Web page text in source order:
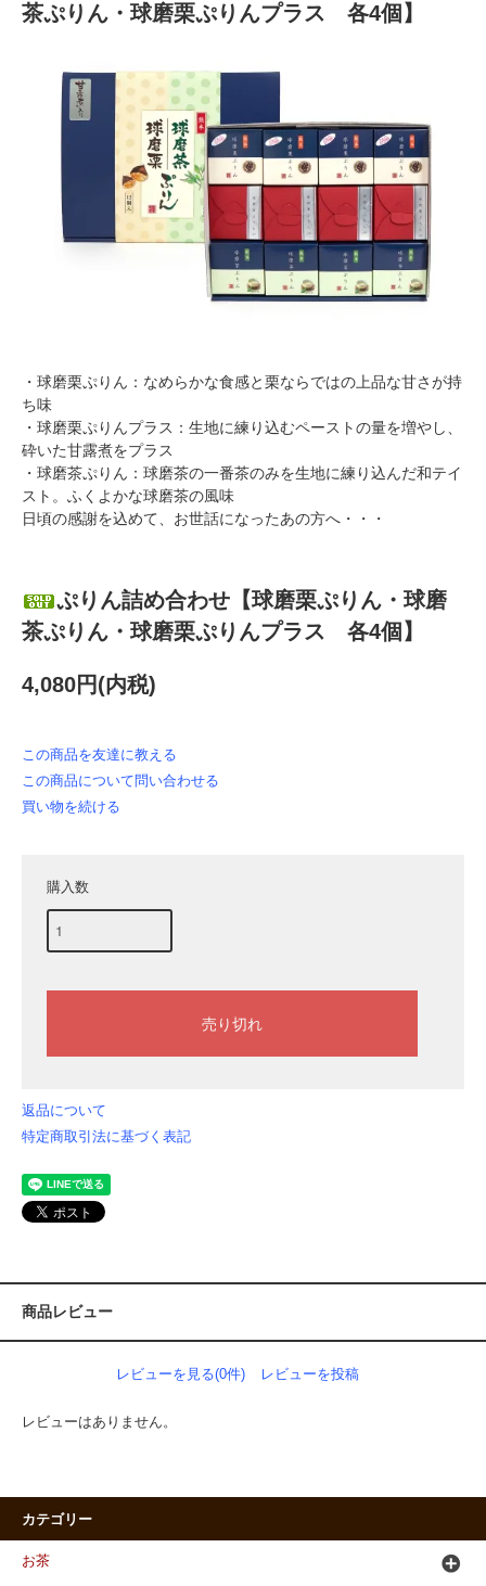
茶ぷりん・球磨栗ぷりんプラス 各4個】
・球磨栗ぷりん：なめらかな食感と栗ならではの上品な甘さが持
ち味
・球磨栗ぷりんプラス：生地に練り込むペーストの量を増やし、
砕いた甘露煮をプラス
・球磨茶ぷりん：球磨茶の一番茶のみを生地に練り込んだ和テイ
スト。ふくよかな球磨茶の風味
日頃の感謝を込めて、お世話になったあの方へ・・・
ぷりん詰め合わせ【球磨栗ぷりん・球磨
茶ぷりん・球磨栗ぷりんプラス 各4個】
4,080円(内税)
この商品を友達に教える
この商品について問い合わせる
買い物を続ける
購入数
返品について
特定商取引法に基づく表記
商品レビュー
レビューを見る(0件) レビューを投稿
レビューはありません。
カテゴリー
お茶